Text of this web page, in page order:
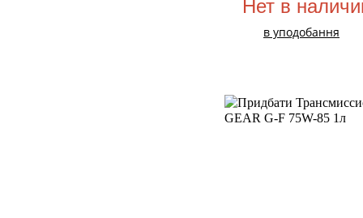
Нет в
в уподобання